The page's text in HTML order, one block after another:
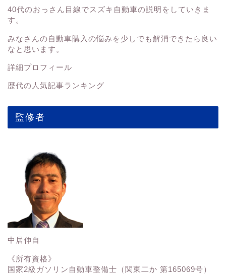
40代のおっさん目線でスズキ自動車の説明をしていきま
す。
みなさんの自動車購入の悩みを少しでも解消できたら良い
なと思います。
詳細プロフィール
歴代の人気記事ランキング
監修者
中居伸自
《所有資格》
国家2級ガソリン自動車整備士（関東二か 第165069号）